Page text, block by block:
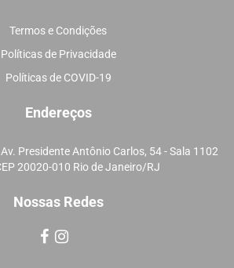
Termos e Condições
Políticas de Privacidade
Políticas de COVID-19
Endereços
Presidente Antônio Carlos, 54 - Sala 1102
20020-010 Rio de Janeiro/RJ
Nossas Redes